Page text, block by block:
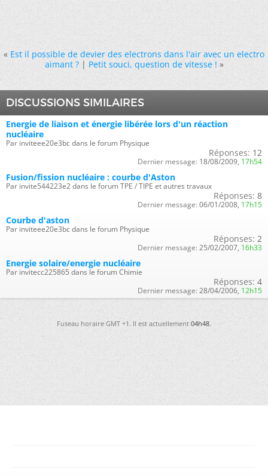
« Est il possible de devier des electrons dans l'air avec un electro
aimant ?|Petit souci, question de vitesse ! »
DISCUSSIONS SIMILAIRES
Energie de liaison et énergie libérée lors d'un réaction
nucléaire
Par inviteee20e3bc dans le forum Physique
Réponses: 12
Dernier message: 18/08/2009, 17h54
Fusion/fission nucléaire : courbe d'Aston
Par invite544223e2 dans le forum TPE / TIPE et autres travaux
Réponses: 8
Dernier message: 06/01/2008, 17h15
Courbe d'aston
Par inviteee20e3bc dans le forum Physique
Réponses: 2
Dernier message: 25/02/2007, 16h33
Energie solaire/energie nucléaire
Par invitecc225865 dans le forum Chimie
Réponses: 4
Dernier message: 28/04/2006, 12h15
Fuseau horaire GMT +1. Il est actuellement04h48.